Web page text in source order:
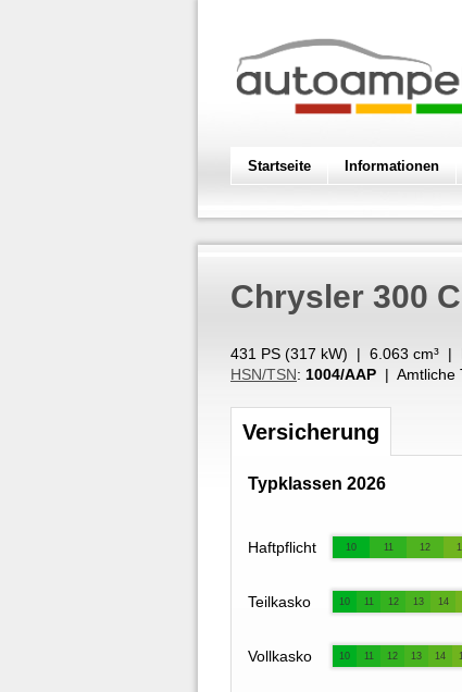
Startseite Informationen
Chrysler 300
431 PS (317 kW) | 6.063 cm³ |
HSN/TSN: 1004/AAP | Amtliche
Versicherung
Typklassen 2026
Haftpflicht 10 11 12
Teilkasko 10 11 12 13 14
Vollkasko 10 11 12 13 14